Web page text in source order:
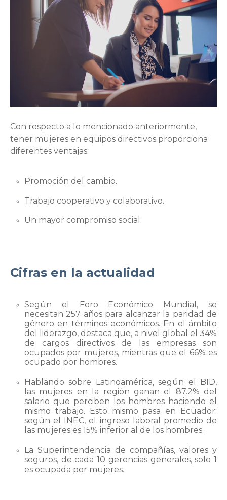
Con respecto a lo mencionado anteriormente,
tener mujeres en equipos directivos proporciona
diferentes ventajas:
Promoción del cambio.
Trabajo cooperativo y colaborativo.
Un mayor compromiso social.
Cifras en la actualidad
Según el Foro Económico Mundial, se
necesitan 257 años para alcanzar la paridad de
género en términos económicos. En el ámbito
del liderazgo, destaca que, a nivel global el 34%
de cargos directivos de las empresas son
ocupados por mujeres, mientras que el 66% es
ocupado por hombres.
Hablando sobre Latinoamérica, según el BID,
las mujeres en la región ganan el 87.2% del
salario que perciben los hombres haciendo el
mismo trabajo. Esto mismo pasa en Ecuador:
según el INEC, el ingreso laboral promedio de
las mujeres es 15% inferior al de los hombres.
La Superintendencia de compañías, valores y
seguros, de cada 10 gerencias generales, solo 1
es ocupada por mujeres.